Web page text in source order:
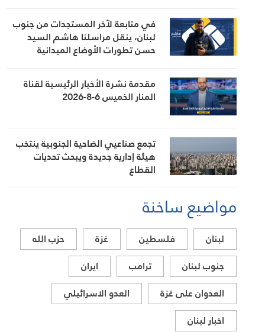
في متابعة لآخر المستجدات من جنوب
لبنان، ينقل مراسلنا هاشم السيد
حسن تطورات الأوضاع الميدانية
مقدمة نشرة الأخبار الرئيسية لقناة
المنار الخميس 6-8-2026
تجمع صناعيي الضاحية الجنوبية ينتخب
هيئة إدارية جديدة ويبحث تحديات
القطاع
مواضيع ساخنة
لبنان فلسطين غزة
حزب الله
جنوب لبنان
ترامب
ايران
العدوان على غزة
العدو الاسرائيلي
اخبار لبنان